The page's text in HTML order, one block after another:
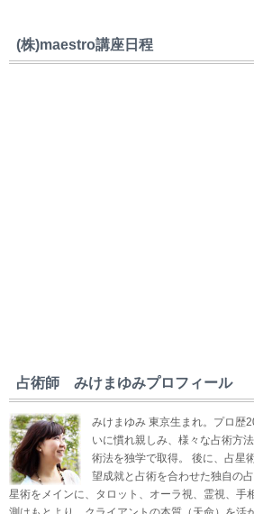
(株)maestro講座日程
占術師 みけまゆみプロフィール
みけまゆみ 東京生まれ。プロ歴
いに慣れ親しみ、様々な占術方
術法を独学で取得。 後に、占星
望成就と占術を合わせた独自の
星術をメインに、タロット、オーラ視、霊視、手